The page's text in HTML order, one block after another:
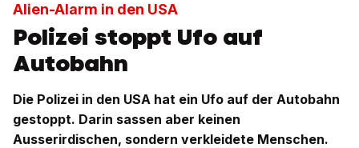
Alien-Alarm in den USA
Polizei stoppt Ufo auf
Autobahn
Die Polizei in den USA hat ein Ufo auf der Autobahn
gestoppt. Darin sassen aber keinen
Ausserirdischen, sondern verkleidete Menschen.